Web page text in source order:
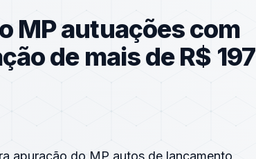
MP autuações com
de mais de R$ 197
apuração do MP autos de lançamento